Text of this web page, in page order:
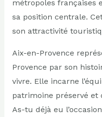
métropoles françaises
sa position centrale.
son attractivité
Aix-en-Provence
Provence par son
vivre. Elle incarne
patrimoine préservé et
As-tu déjà eu